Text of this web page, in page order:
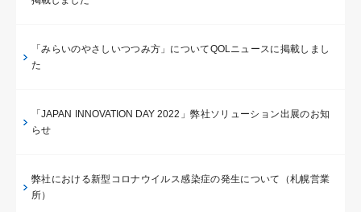
「みらいのやさしいつつみ方」についてQOLニュースに掲載しまし
た
「JAPAN INNOVATION DAY 2022」弊社ソリューション出展のお知
らせ
弊社における新型コロナウイルス感染症の発生について（札幌営業
所）